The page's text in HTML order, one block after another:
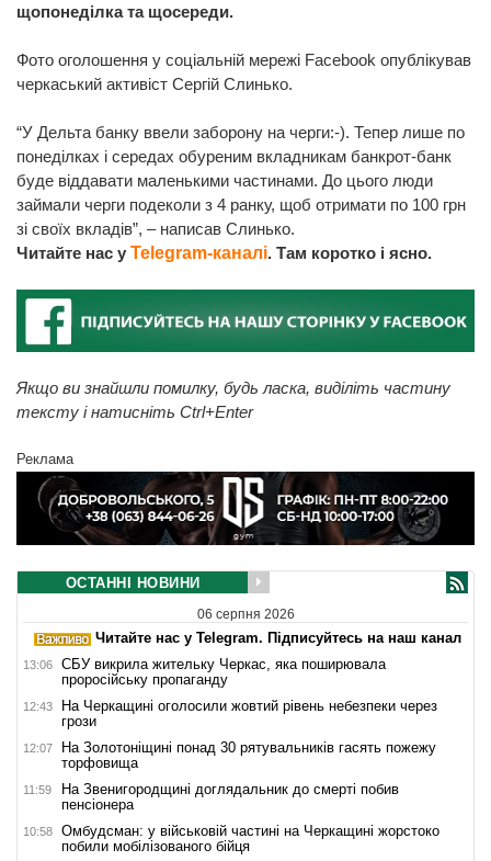
щопонеділка та щосереди.
Фото оголошення у cоціальній мережі Facebook опублікував
черкаський активіст Сергій Слинько.
“У Дельта банку ввели заборону на черги:-). Тепер лише по
понеділках і середах обуреним вкладникам банкрот-банк
буде віддавати маленькими частинами. До цього люди
займали черги подеколи з 4 ранку, щоб отримати по 100 грн
зі своїх вкладів”, – написав Слинько.
Читайте нас у Telegram-каналі. Там коротко і ясно.
Якщо ви знайшли помилку, будь ласка, виділіть частину
тексту і натисніть Ctrl+Enter
Реклама
ОСТАННІ НОВИНИ
06 серпня 2026
Читайте нас у Telegram. Підписуйтесь на наш канал
13:06
СБУ викрила жительку Черкас, яка поширювала
проросійську пропаганду
12:43
На Черкащині оголосили жовтий рівень небезпеки через
грози
12:07
На Золотоніщині понад 30 рятувальників гасять пожежу
торфовища
11:59
На Звенигородщині доглядальник до смерті побив
пенсіонера
10:58
Омбудсман: у військовій частині на Черкащині жорстоко
побили мобілізованого бійця